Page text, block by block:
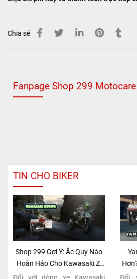
Chia sẻ
Fanpage Shop 299
TIN CHO BIKER
Shop 299 Gợi Ý: Ắc Quy Nào
Hoàn Hảo Cho Kawasaki Z-
Series Naked Bike?